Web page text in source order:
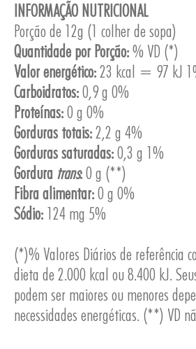
INFORMAÇÃO NUTRICIONAL
Porção de 12g (1 colher de sopa)
Quantidade por Porção:% VD (*)
Valor energético:23 kcal = 97 kJ
Carboidratos:0,9 g 0%
Proteínas:0 g 0%
Gorduras totais:2,2 g 4%
Gorduras saturadas:0,3 g 1%
Gordura trans:0 g (**)
Fibra alimentar:0 g 0%
Sódio: 124 mg 5%
(*)% Valores Diários de referência
dieta de 2.000 kcal ou 8.400 kJ.
podem ser maiores ou menores
necessidades energéticas. (**) VD